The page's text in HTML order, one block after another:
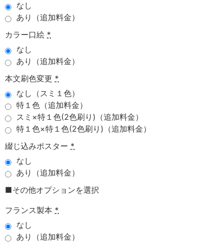
なし
あり（追加料金）
カラー口絵 *
なし
あり（追加料金）
本文刷色変更 *
なし（スミ１色）
特１色（追加料金）
スミ×特１色(2色刷り)（追加料金）
特１色×特１色(2色刷り)（追加料金）
綴じ込みポスター *
なし
あり（追加料金）
■その他オプションを選択
フランス製本 *
なし
あり（追加料金）